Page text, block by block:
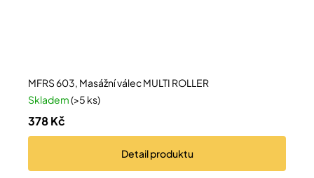
MFRS 603, Masážní válec MULTI ROLLER
Skladem(>5 ks)
378 Kč
Detailproduktu